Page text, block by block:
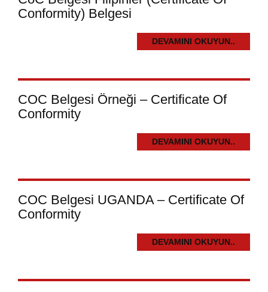
Conformity) Belgesi
DEVAMINI OKUYUN..
COC Belgesi Örneği – Certificate Of
Conformity
DEVAMINI OKUYUN..
COC Belgesi UGANDA – Certificate Of
Conformity
DEVAMINI OKUYUN..